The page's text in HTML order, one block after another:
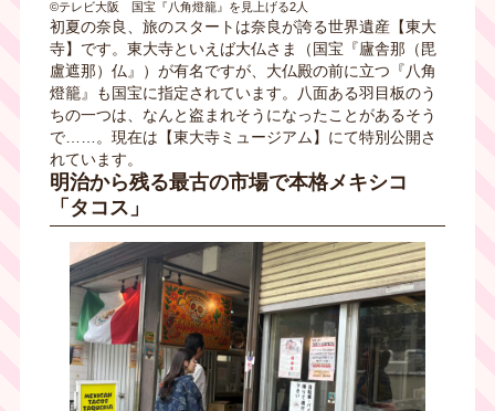
©テレビ大阪 国宝『八角燈籠』を見上げる2人
初夏の奈良、旅のスタートは奈良が誇る世界遺産【東大
寺】です。東大寺といえば大仏さま（国宝『廬舎那（毘
盧遮那）仏』）が有名ですが、大仏殿の前に立つ『八角
燈籠』も国宝に指定されています。八面ある羽目板のう
ちの一つは、なんと盗まれそうになったことがあるそう
で……。現在は【東大寺ミュージアム】にて特別公開さ
れています。
明治から残る最古の市場で本格メキシコ
「タコス」